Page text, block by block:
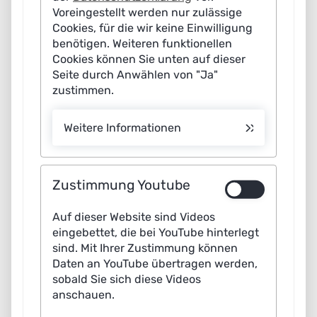
hingegen zu einem beliebigen Status quo einen Anker in
der Rechtsauslegung, so die Autorinnen und Autoren.
Vertrauen in Demokratie und Rechtsstaatlichkeit
Vertrauen in eine unabhängig und gerecht arbeitende
Demokratie. Ein prägender Faktor dafür ist Transparenz,
Strafprozessrecht, Rechtsphilosophie und
Rechtsvergleichung an der Universität zu Köln sowie
Mitglied der Plattform Lernende Systeme und Co-
Autorin des Whitepapers: „KI-Systeme bergen die
Gefahr, sog. “Black Boxes” zu sein. Beim
unterstützenden Einsatz in der Urteilsfindung muss
umso mehr auf eine hinreichende Erklärung und
Begründung etwaiger Vorschläge geachtet werden. Nur
Voreingestellt werden nur zulässige
Cookies, für die wir keine Einwilligung
benötigen. Weiteren funktionellen
Cookies können Sie unten auf dieser
Seite durch Anwählen von "Ja"
zustimmen.
Weitere Informationen
Zustimmung Youtube
Auf dieser Website sind Videos
eingebettet, die bei YouTube hinterlegt
sind. Mit Ihrer Zustimmung können
Daten an YouTube übertragen werden,
sobald Sie sich diese Videos
anschauen.